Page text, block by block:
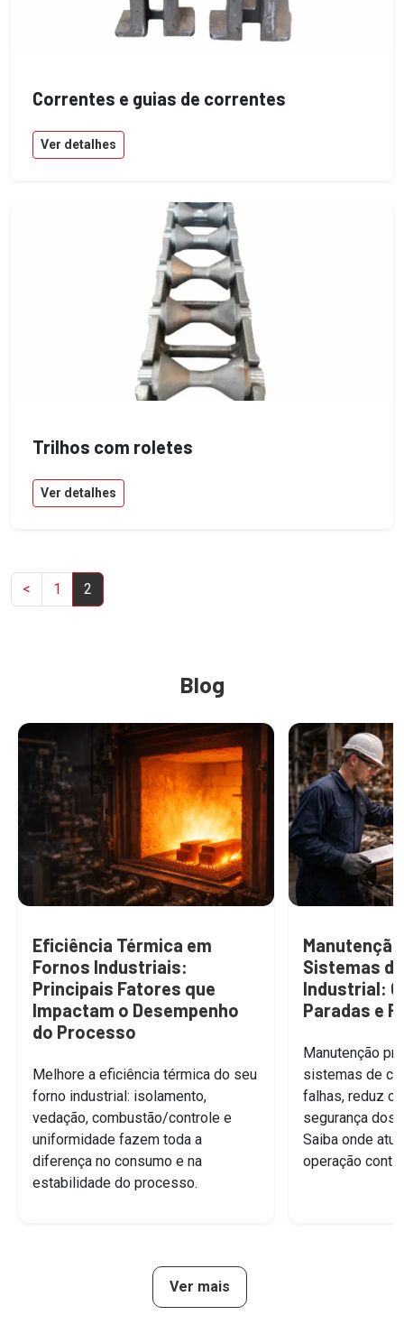
Correntes e guias de correntes
Ver detalhes
Trilhos com roletes
Ver detalhes
< 1 2
Blog
Eficiência Térmica em
Fornos Industriais:
Principais Fatores que
Impactam o Desempenho
do Processo
Melhore a eficiência térmica do seu
forno industrial: isolamento,
vedação, combustão/controle e
uniformidade fazem toda a
diferença no consumo e na
estabilidade do processo.
Sistemas
Industrial:
Paradas e
Manutenção
sistemas de
falhas, reduz
segurança dos
Saiba onde
operação
Ver mais